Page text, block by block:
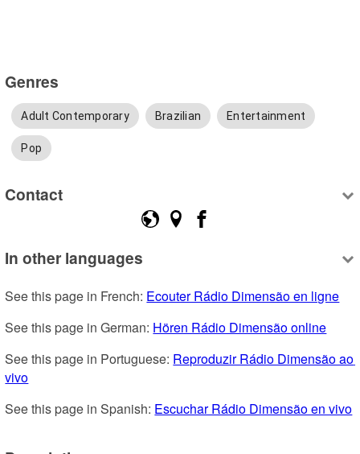
Genres
Adult Contemporary Brazilian Entertainment
Pop
Contact
In other languages
See this page in French: Ecouter Rádio Dimensão en ligne
See this page in German: Hören Rádio Dimensão online
See this page in Portuguese: Reproduzir Rádio Dimensão ao
vivo
See this page in Spanish: Escuchar Rádio Dimensão en vivo